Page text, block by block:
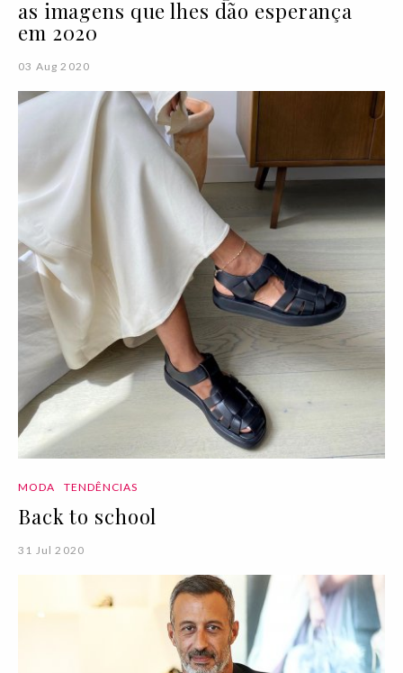
as imagens que lhes dão esperança
em 2020
03 Aug 2020
MODA TENDÊNCIAS
Back to school
31 Jul 2020